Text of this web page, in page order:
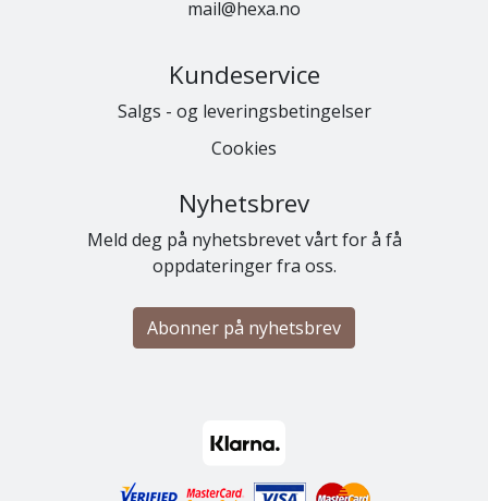
mail@hexa.no
Kundeservice
Salgs - og leveringsbetingelser
Cookies
Nyhetsbrev
Meld deg på nyhetsbrevet vårt for å få
oppdateringer fra oss.
Abonner på nyhetsbrev